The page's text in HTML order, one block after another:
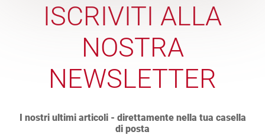
ISCRIVITI ALLA
NOSTRA
NEWSLETTER
I nostri ultimi articoli - direttamente nella tua casella
di posta